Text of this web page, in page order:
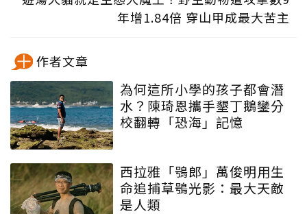
年增1.84倍 穿山甲成最大苦主
作者文章
為何這所小學的孩子都會潛
水？陳琦恩攜手墾丁鵝鑾分
校翻轉「恐海」記憶
西拉雅「鴞郎」萬俊明用生
命追捕草鴞光影：最大天敵
是人類